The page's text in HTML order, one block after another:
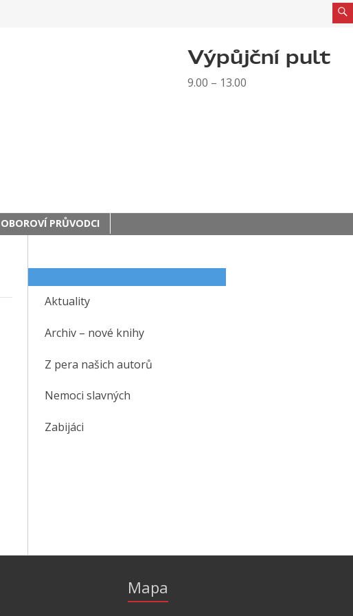
Výpůjční pult
9.00 – 13.00
OBOROVÍ PRŮVODCI
Aktuality
Archiv – nové knihy
Z pera našich autorů
Nemoci slavných
Zabijáci
Mapa